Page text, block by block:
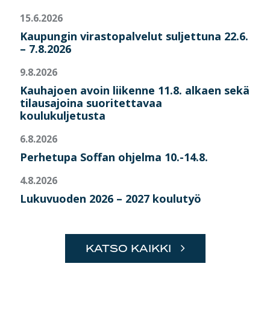
15.6.2026
Kaupungin virastopalvelut suljettuna 22.6.
– 7.8.2026
9.8.2026
Kauhajoen avoin liikenne 11.8. alkaen sekä
tilausajoina suoritettavaa
koulukuljetusta
6.8.2026
Perhetupa Soffan ohjelma 10.-14.8.
4.8.2026
Lukuvuoden 2026 – 2027 koulutyö
KATSO KAIKKI